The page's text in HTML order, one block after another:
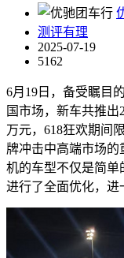
测评有理
2025-07-19
5162
6月19日，备受瞩目
国市场，新车共推出
万元，618狂欢期间
牌冲击中高端市场的
机的车型不仅是简单
进行了全面优化，进